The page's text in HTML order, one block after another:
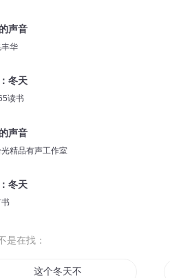
声音
华
冬天
读书
声音
精品有声工作室
冬天
是在找：
这个冬天不太冷